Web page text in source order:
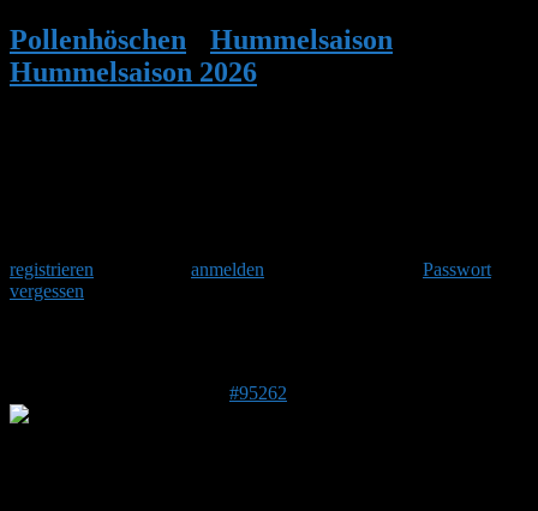
Pollenhöschen Hummelsaison
Hummelsaison 2026
registrieren
anmelden
Passwort
vergessen
#95262